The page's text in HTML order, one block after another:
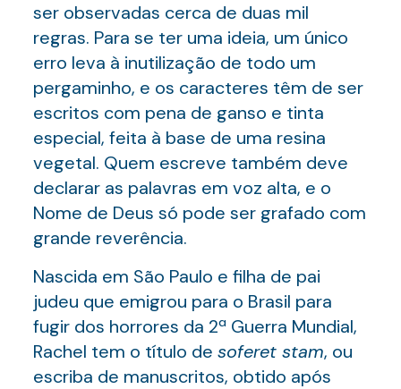
ser observadas cerca de duas mil
regras. Para se ter uma ideia, um único
erro leva à inutilização de todo um
pergaminho, e os caracteres têm de ser
escritos com pena de ganso e tinta
especial, feita à base de uma resina
vegetal. Quem escreve também deve
declarar as palavras em voz alta, e o
Nome de Deus só pode ser grafado com
grande reverência.
Nascida em São Paulo e filha de pai
judeu que emigrou para o Brasil para
fugir dos horrores da 2ª Guerra Mundial,
Rachel tem o título de soferet stam, ou
escriba de manuscritos, obtido após